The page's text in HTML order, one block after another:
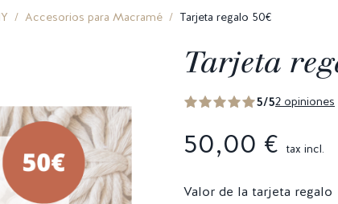
Accesorios para Macramé Tarjeta regalo 50€
Tarjeta
5/52 opiniones
50,00 € tax incl.
Valor de la tarjeta regalo